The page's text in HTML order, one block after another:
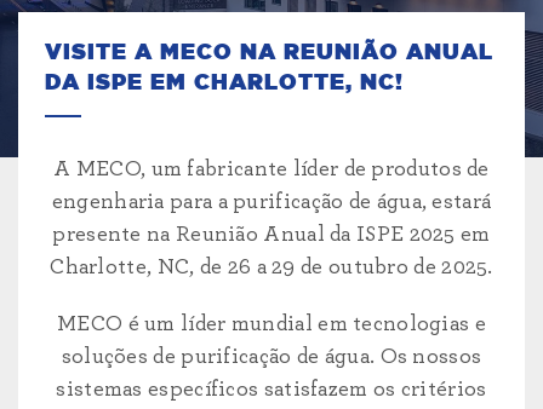
VISITE A MECO NA REUNIÃO ANUAL
DA ISPE EM CHARLOTTE, NC!
A MECO, um fabricante líder de produtos de
engenharia para a purificação de água, estará
presente na Reunião Anual da ISPE 2025 em
Charlotte, NC, de 26 a 29 de outubro de 2025.
MECO é um líder mundial em tecnologias e
soluções de purificação de água. Os nossos
sistemas específicos satisfazem os critérios